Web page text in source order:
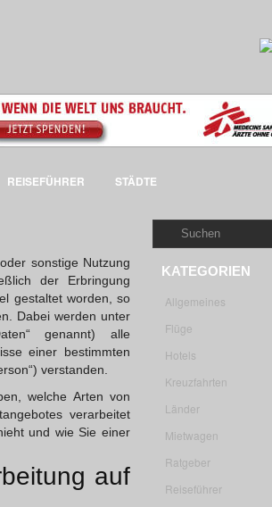
REISEFÜHRER STÄDTE
sonstige Nutzung
der Erbringung
gestaltet worden, so
Dabei werden unter
genannt) alle
einer bestimmten
verstanden.
welche Arten von
verarbeitet
und wie Sie einer
auf
KATEGORIEN
Allgemeines
Flüge
Hotels
Kreuzfahrten
Länder
Mietwagen
Ratgeber
Reiseführer